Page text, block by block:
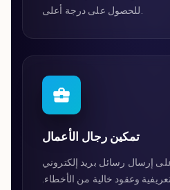
تمكين رجال الأعمال
إرسال رسائل بريد إلكتروني
وعقود خالية من الأخطاء.